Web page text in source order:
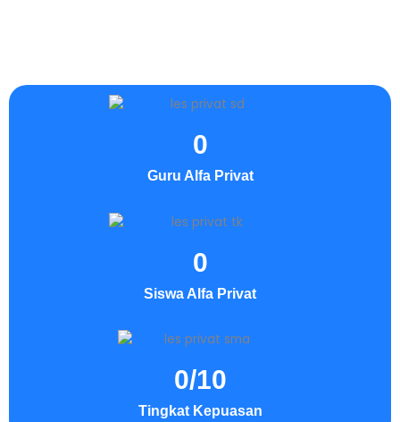
Guru Alfa Privat
0
Siswa Alfa Privat
0
Tingkat Kepuasan
0/10